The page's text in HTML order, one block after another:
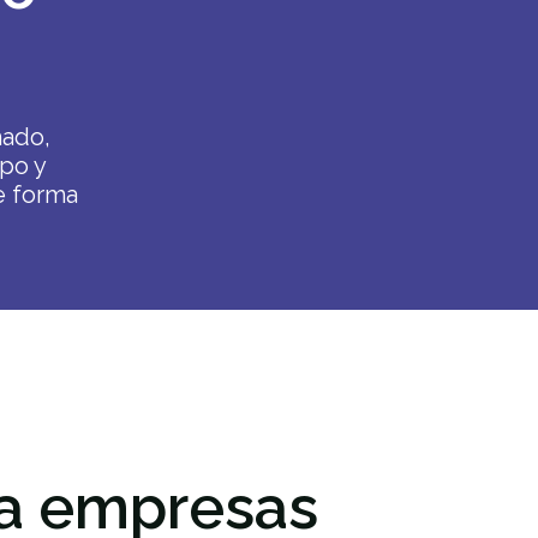
y
forma
empresas